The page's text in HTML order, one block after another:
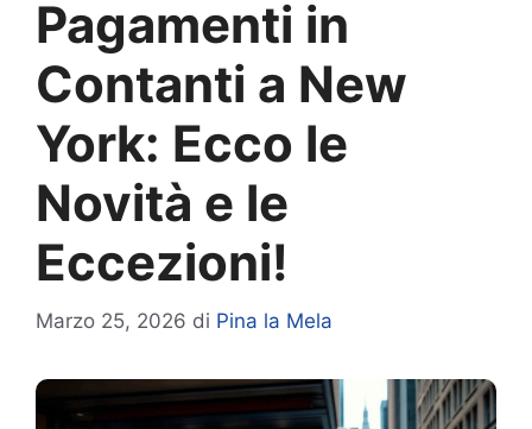
Pagamenti in
Contanti a New
York: Ecco le
Novità e le
Eccezioni!
Marzo 25, 2026 di Pina la Mela